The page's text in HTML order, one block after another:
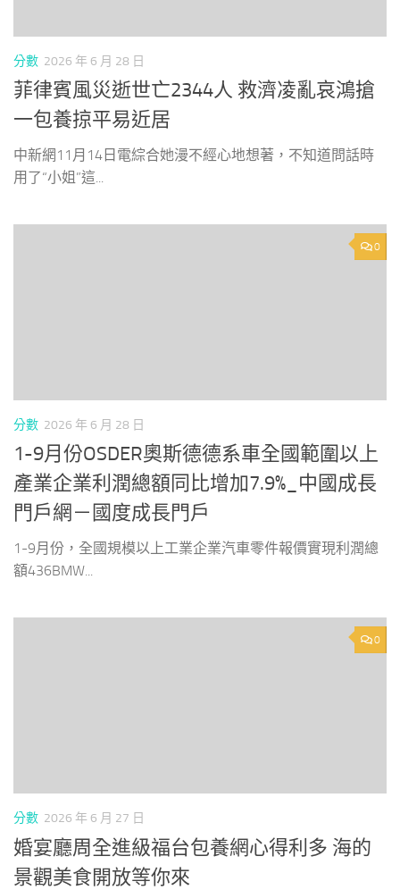
分數 2026 年 6 月 28 日
菲律賓風災逝世亡2344人 救濟凌亂哀鴻搶
一包養掠平易近居
中新網11月14日電綜合她漫不經心地想著，不知道問話時
用了“小姐”這...
0
分數 2026 年 6 月 28 日
1-9月份OSDER奧斯德德系車全國範圍以上
產業企業利潤總額同比增加7.9%_中國成長
門戶網－國度成長門戶
1-9月份，全國規模以上工業企業汽車零件報價實現利潤總
額436BMW...
0
分數 2026 年 6 月 27 日
婚宴廳周全進級福台包養網心得利多 海的
景觀美食開放等你來